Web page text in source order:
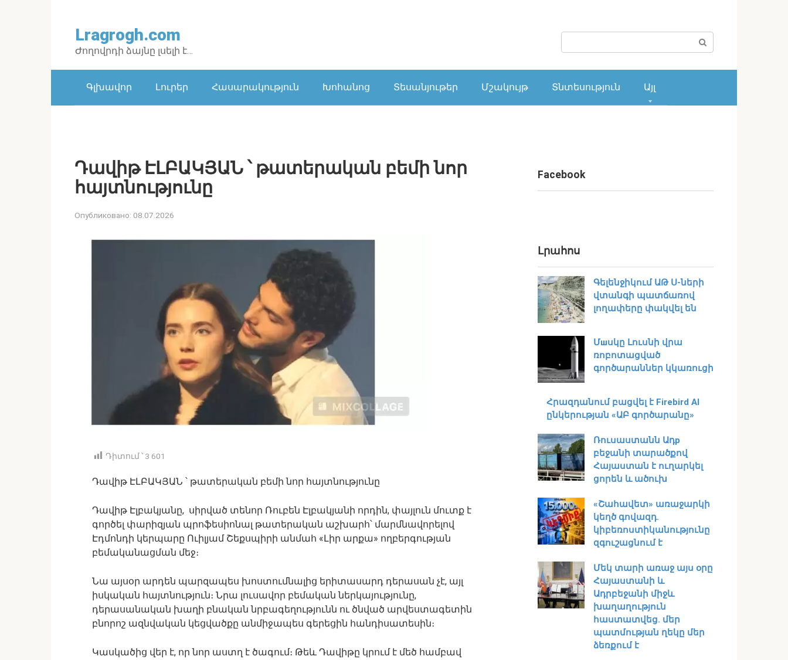
Lragrogh.com
Ժողովրդի ձայնը լսելի է…
Գլխավոր Լուրեր Հասարակություն Խոհանոց Տեսանյութեր Մշակույթ Տնտեսություն Այլ
Դավիթ ԷԼԲԱԿՅԱՆ ՝ թատերական բեմի նոր
հայտնությունը
Опубликовано: 08.07.2026
Դիտում ՝ 3 601
Դավիթ ԷԼԲԱԿՅԱՆ ՝ թատերական բեմի նոր հայտնությունը
Դավիթ Էլբակյանը, սիրված տենոր Ռուբեն Էլբակյանի որդին, փայլուն մուտք է
գործել փարիզյան պրոֆեսիոնալ թատերական աշխարհ՝ մարմնավորելով
Էդմոնդի կերպարը Ուիլյամ Շեքսպիրի անմահ «Լիր արքա» ողբերգության
բեմականացման մեջ։
Նա այսօր արդեն պարզապես խոստումնալից երիտասարդ դերասան չէ, այլ
իսկական հայտնություն։ Նրա լուսավոր բեմական ներկայությունը,
դերասանական խաղի բնական նրբագեղությունն ու ծնված արվեստագետին
բնորոշ ազնվական կեցվածքը անմիջապես գերեցին հանդիսատեսին։
Կասկածից վեր է, որ նոր աստղ է ծագում։ Թեև Դավիթը կրում է մեծ համբավ
Facebook
Լրահոս
Գելենջիկում ԱԹ Ս-ների
վտանգի պատճառով
լողափերը փակվել են
Մшսկը Լուսնի վրա
ռոբոտացված
գործարաններ կկառուցի
Հրազդանում բացվել է Firebird AI
ընկերության «ԱԲ գործարանը»
Ռուսաստանն Ադр
բեջանի տարածքով
Հայաստան է ուղարկել
ցորեն և ածուխ
«Շահավետ» առաջարկի
կեղծ գովազդ.
կիբեռոստիկանությունը
զգուշացնում է
Մեկ տարի առաջ այս օրը
Հայաստանի և
Ադրբեջանի միջև
խաղաղություն
հաստատվեց․ մեր
պատմության ղեկը մեր
ձեռքում է